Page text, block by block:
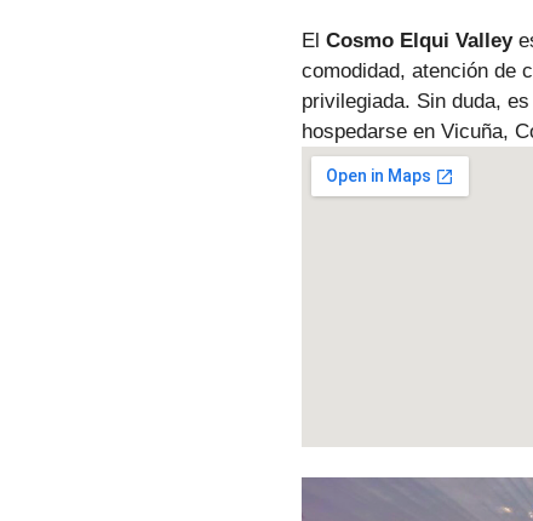
El Cosmo Elqui Valley
comodidad, atención de
privilegiada. Sin duda,
hospedarse en Vicuña,